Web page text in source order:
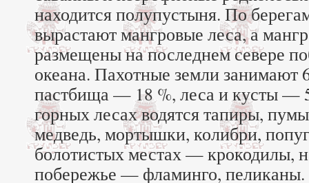
находится полупустыня. По
вырастают мангровые леса, а
размещены на последнем севере
океана. Пахотные земли занимают
пастбища — 18 %, леса и кусты —
горных лесах водятся тапиры,
медведь, мортышки, колибри,
болотистых местах — крокодилы,
побережье — фламинго, пеликаны.